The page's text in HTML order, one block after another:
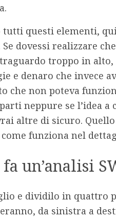
.
tutti questi elementi,
Se dovessi realizzare
troppo in
e denaro che invece
che non poteva
neppure se l’idea
altre di sicuro.
funziona nel
un’analisi
e dividilo in quattro
da sinistra a